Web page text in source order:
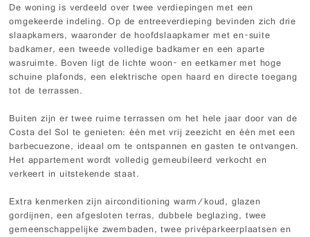
De woning is verdeeld over twee verdiepingen met een
omgekeerde indeling. Op de entreeverdieping bevinden zich drie
slaapkamers, waaronder de hoofdslaapkamer met en-suite
badkamer, een tweede volledige badkamer en een aparte
wasruimte. Boven ligt de lichte woon- en eetkamer met hoge
schuine plafonds, een elektrische open haard en directe toegang
tot de terrassen.
Buiten zijn er twee ruime terrassen om het hele jaar door van de
Costa del Sol te genieten: één met vrij zeezicht en één met een
barbecuezone, ideaal om te ontspannen en gasten te ontvangen.
Het appartement wordt volledig gemeubileerd verkocht en
verkeert in uitstekende staat.
Extra kenmerken zijn airconditioning warm/koud, glazen
gordijnen, een afgesloten terras, dubbele beglazing, twee
gemeenschappelijke zwembaden, twee privéparkeerplaatsen en